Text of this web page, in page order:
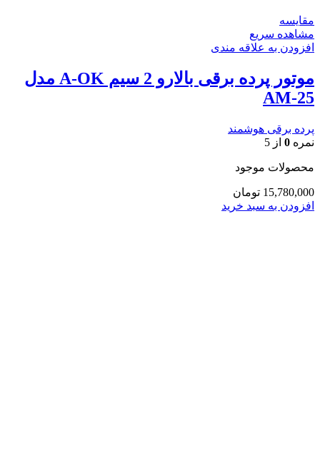
مقایسه
مشاهده سریع
افزودن به علاقه مندی
موتور پرده برقی بالارو 2 سیم A-OK مدل
AM-25
پرده برقی هوشمند
نمره 0 از 5
محصولات موجود
15,780,000 تومان
افزودن به سبد خرید